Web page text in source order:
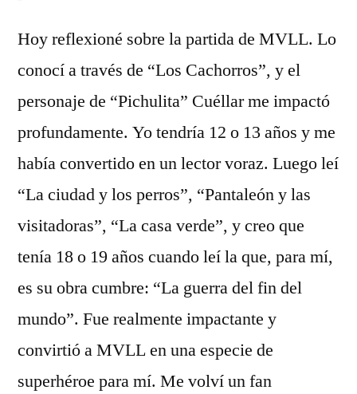
Hoy reflexioné sobre la partida de MVLL. Lo
conocí a través de “Los Cachorros”, y el
personaje de “Pichulita” Cuéllar me impactó
profundamente. Yo tendría 12 o 13 años y me
había convertido en un lector voraz. Luego leí
“La ciudad y los perros”, “Pantaleón y las
visitadoras”, “La casa verde”, y creo que
tenía 18 o 19 años cuando leí la que, para mí,
es su obra cumbre: “La guerra del fin del
mundo”. Fue realmente impactante y
convirtió a MVLL en una especie de
superhéroe para mí. Me volví un fan